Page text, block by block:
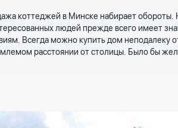
коттеджей в Минске набирает
людей прежде всего имеет
Всегда можно купить дом неподалеку
расстоянии от столицы. Было бы